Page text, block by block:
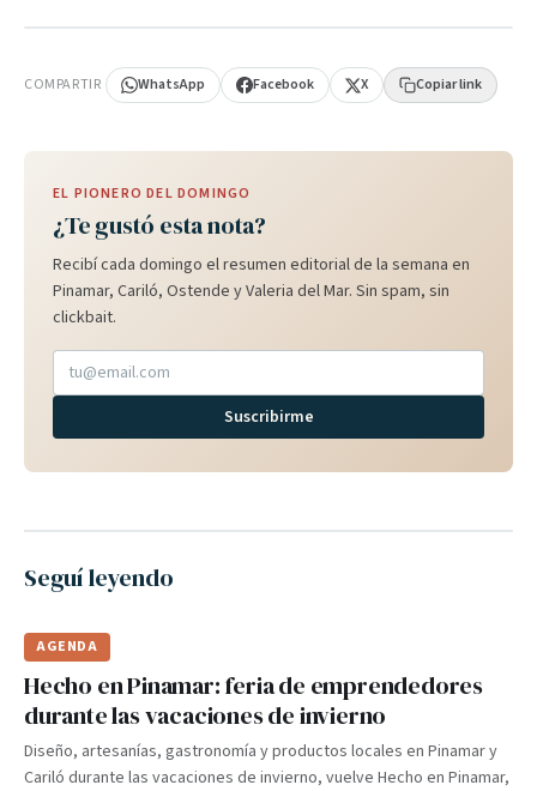
COMPARTIR WhatsApp Facebook X Copiar link
EL PIONERO DEL DOMINGO
¿Te gustó esta nota?
Recibí cada domingo el resumen editorial de la semana en
Pinamar, Cariló, Ostende y Valeria del Mar. Sin spam, sin
clickbait.
Suscribirme
Seguí leyendo
AGENDA
Hecho en Pinamar: feria de emprendedores
durante las vacaciones de invierno
Diseño, artesanías, gastronomía y productos locales en Pinamar y
Cariló durante las vacaciones de invierno, vuelve Hecho en Pinamar,